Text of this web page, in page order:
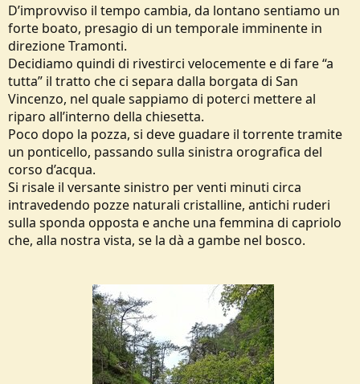
D’improvviso il tempo cambia, da lontano sentiamo un
forte boato, presagio di un temporale imminente in
direzione Tramonti.
Decidiamo quindi di rivestirci velocemente e di fare “a
tutta” il tratto che ci separa dalla borgata di San
Vincenzo, nel quale sappiamo di poterci mettere al
riparo all’interno della chiesetta.
Poco dopo la pozza, si deve guadare il torrente tramite
un ponticello, passando sulla sinistra orografica del
corso d’acqua.
Si risale il versante sinistro per venti minuti circa
intravedendo pozze naturali cristalline, antichi ruderi
sulla sponda opposta e anche una femmina di capriolo
che, alla nostra vista, se la dà a gambe nel bosco.